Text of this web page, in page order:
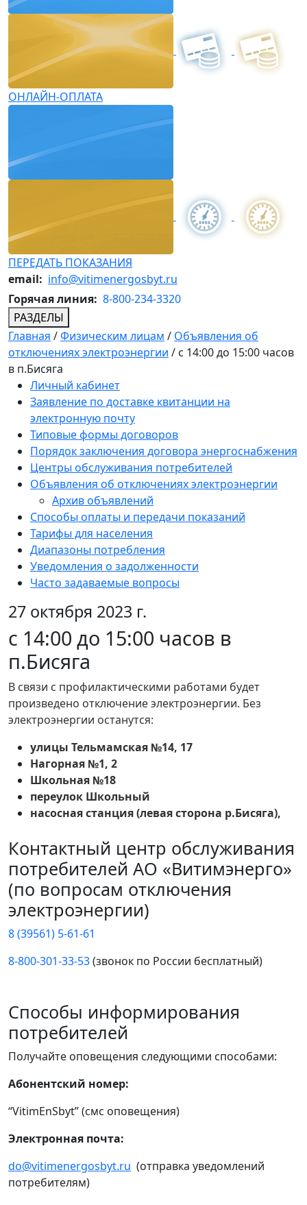
ОНЛАЙН-ОПЛАТА
ПЕРЕДАТЬ ПОКАЗАНИЯ
email: info@vitimenergosbyt.ru
Горячая линия: 8-800-234-3320
РАЗДЕЛЫ
Главная /Физическим лицам / Объявления об
отключениях электроэнергии / с 14:00 до 15:00 часов
в п.Бисяга
Личный кабинет
Заявление по доставке квитанции на
электронную почту
Типовые формы договоров
Порядок заключения договора энергоснабжения
Центры обслуживания потребителей
Объявления об отключениях электроэнергии
Архив объявлений
Способы оплаты и передачи показаний
Тарифы для населения
Диапазоны потребления
Уведомления о задолженности
Часто задаваемые вопросы
27 октября 2023 г.
с 14:00 до 15:00 часов в
п.Бисяга
В связи с профилактическими работами будет
произведено отключение электроэнергии. Без
электроэнергии останутся:
улицы Тельмамская №14, 17
Нагорная №1, 2
Школьная №18
переулок Школьный
насосная станция (левая сторона р.Бисяга),
Контактный центр обслуживания
потребителей АО «Витимэнерго»
(по вопросам отключения
электроэнергии)
8 (39561) 5-61-61
8-800-301-33-53(звонок по России бесплатный)
Способы информирования
потребителей
Получайте оповещения следующими способами:
Абонентский номер:
“VitimEnSbyt” (смс оповещения)
Электронная почта:
do@vitimenergosbyt.ru (отправка уведомлений
потребителям)